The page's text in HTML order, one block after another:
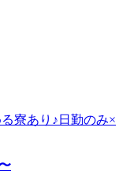
寮あり♪日勤のみ×